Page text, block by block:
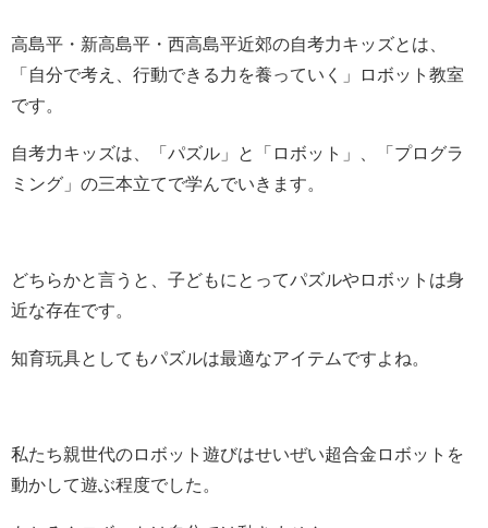
高島平・新高島平・西高島平近郊の自考力キッズとは、
「自分で考え、行動できる力を養っていく」ロボット教室
です。
自考力キッズは、「パズル」と「ロボット」、「プログラ
ミング」の三本立てで学んでいきます。
どちらかと言うと、子どもにとってパズルやロボットは身
近な存在です。
知育玩具としてもパズルは最適なアイテムですよね。
私たち親世代のロボット遊びはせいぜい超合金ロボットを
動かして遊ぶ程度でした。